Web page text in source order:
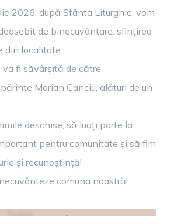
2026, după Sfânta Liturghie, vom
de binecuvântare: sfințirea
din localitate.
va fi săvârșită de către
Marian Canciu, alături de un
deschise, să luați parte la
pentru comunitate și să fim
și recunoștință!
comuna noastră!